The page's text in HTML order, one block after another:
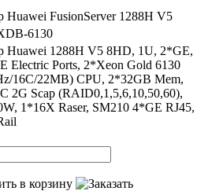
Huawei FusionServer 1288H V5
6130
Huawei 1288H V5 8HD, 1U, 2*GE,
Electric Ports, 2*Xeon Gold 6130
16C/22MB) CPU, 2*32GB Mem,
2G Scap (RAID0,1,5,6,10,50,60),
1*16X Raser, SM210 4*GE RJ45,
в корзину